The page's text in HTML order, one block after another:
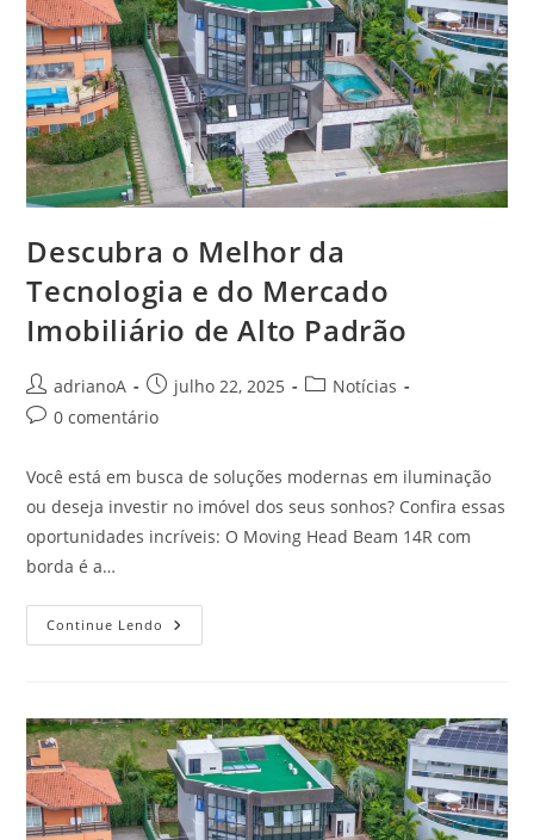
Descubra o Melhor da
Tecnologia e do Mercado
Imobiliário de Alto Padrão
Autor
do
adrianoA
Post
publicado:
julho 22, 2025
Categoria
Notícias
Comentários
post:
0 comentário
Você está em busca de soluções modernas em iluminação
ou deseja investir no imóvel dos seus sonhos? Confira essas
oportunidades incríveis: O Moving Head Beam 14R com
borda é a…
Continue Lendo Descubra
O
Do
Mercado
Imobiliário
De
Alto
Padrão